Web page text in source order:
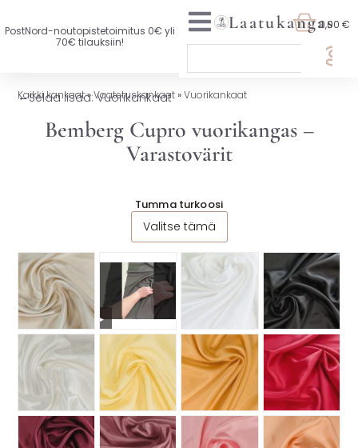
PostNord-noutopistetoimitus 0€ yli
70€ tilauksiin!
UUTTA VALIKOIMASSA
KAIKKI KANKAAT
SISUSTUSKANKAAT
YLEISKANKAAT
LISENSOIDUT KANKAAT
KANKAAT A-Ö
MUUT
🔖 OUTLET
Laatukangas0,00 €
Kaikki kankaat»Vaatetuskankaat»Vuorikankaat
←Selaa lisää: Vuorikankaat
Bemberg Cupro vuorikangas –
Varastovärit
Tumma turkoosi
Valitse tämä
▶